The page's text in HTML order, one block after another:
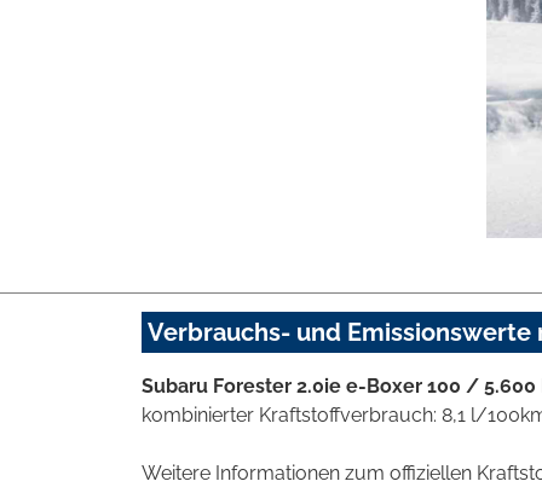
Verbrauchs- und Emissionswerte
Subaru Forester 2.0ie e-Boxer 100 /
kombinierter Kraftstoffverbrauch: 8,1 l/
Weitere Informationen zum offiziellen